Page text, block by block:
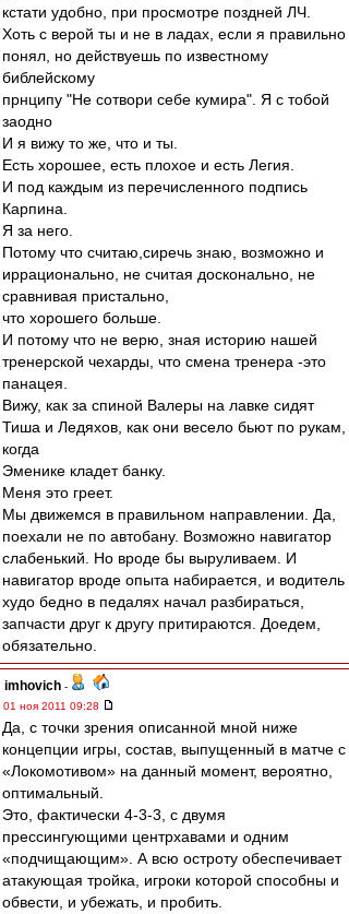
кстати удобно, при просмотре поздней ЛЧ.
Хоть с верой ты и не в ладах, если я правильно
понял, но действуешь по известному
библейскому
прнципу "Не сотвори себе кумира". Я с тобой
заодно
И я вижу то же, что и ты.
Есть хорошее, есть плохое и есть Легия.
И под каждым из перечисленного подпись
Карпина.
Я за него.
Потому что считаю,сиречь знаю, возможно и
иррационально, не считая досконально, не
сравнивая пристально,
что хорошего больше.
И потому что не верю, зная историю нашей
тренерской чехарды, что смена тренера -это
панацея.
Вижу, как за спиной Валеры на лавке сидят
Тиша и Ледяхов, как они весело бьют по рукам,
когда
Эменике кладет банку.
Меня это греет.
Мы движемся в правильном направлении. Да,
поехали не по автобану. Возможно навигатор
слабенький. Но вроде бы выруливаем. И
навигатор вроде опыта набирается, и водитель
худо бедно в педалях начал разбираться,
запчасти друг к другу притираются. Доедем,
обязательно.
imhovich -
01 ноя 2011 09:28
Да, с точки зрения описанной мной ниже
концепции игры, состав, выпущенный в матче с
«Локомотивом» на данный момент, вероятно,
оптимальный.
Это, фактически 4-3-3, с двумя
прессингующими центрхавами и одним
«подчищающим». А всю остроту обеспечивает
атакующая тройка, игроки которой способны и
обвести, и убежать, и пробить.